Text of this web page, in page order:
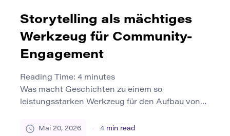
Storytelling als mächtiges
Werkzeug für Community-
Engagement
Reading Time: 4 minutes
Was macht Geschichten zu einem so
leistungsstarken Werkzeug für den Aufbau von
Feuer bis hin zu digitalen Erzählungen, die über
Mai 20, 2026 4 min read